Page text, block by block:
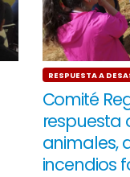
RESPUESTA A
Comité
respuesta
animales,
incendios